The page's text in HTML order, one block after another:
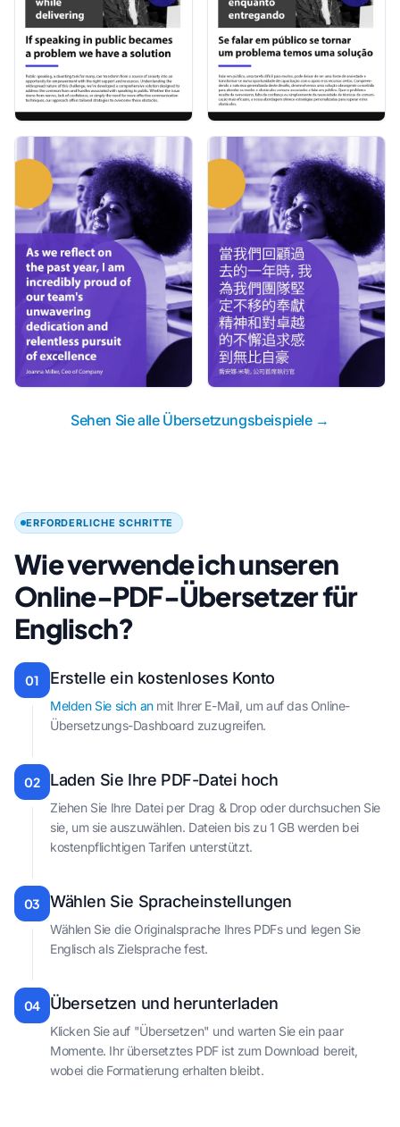
Sehen Sie alle Übersetzungsbeispiele →
ERFORDERLICHE SCHRITTE
Wie verwende ich unseren
Online-PDF-Übersetzer für
Englisch?
01 Erstelle ein kostenloses Konto
Melden Sie sich anmit Ihrer E-Mail, um auf das Online-
Übersetzungs-Dashboard zuzugreifen.
02 Laden Sie Ihre PDF-Datei hoch
Ziehen Sie Ihre Datei per Drag & Drop oder durchsuchen Sie
sie, um sie auszuwählen. Dateien bis zu 1 GB werden bei
kostenpflichtigen Tarifen unterstützt.
03 Wählen Sie Spracheinstellungen
Wählen Sie die Originalsprache Ihres PDFs und legen Sie
Englisch als Zielsprache fest.
04 Übersetzen und herunterladen
Klicken Sie auf "Übersetzen" und warten Sie ein paar
Momente. Ihr übersetztes PDF ist zum Download bereit,
wobei die Formatierung erhalten bleibt.